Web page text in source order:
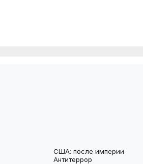
США: после империи
Антитеррор